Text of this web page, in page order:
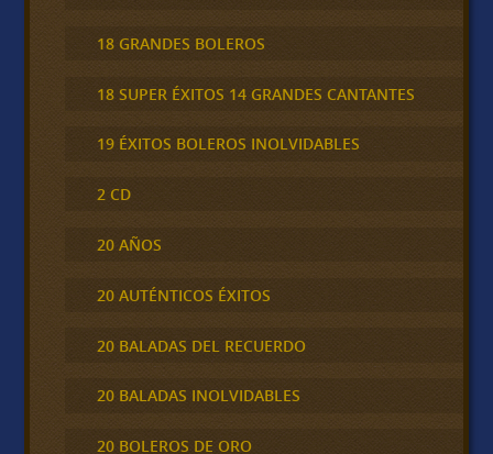
18 GRANDES BOLEROS
18 SUPER ÉXITOS 14 GRANDES CANTANTES
19 ÉXITOS BOLEROS INOLVIDABLES
2 CD
20 AÑOS
20 AUTÉNTICOS ÉXITOS
20 BALADAS DEL RECUERDO
20 BALADAS INOLVIDABLES
20 BOLEROS DE ORO